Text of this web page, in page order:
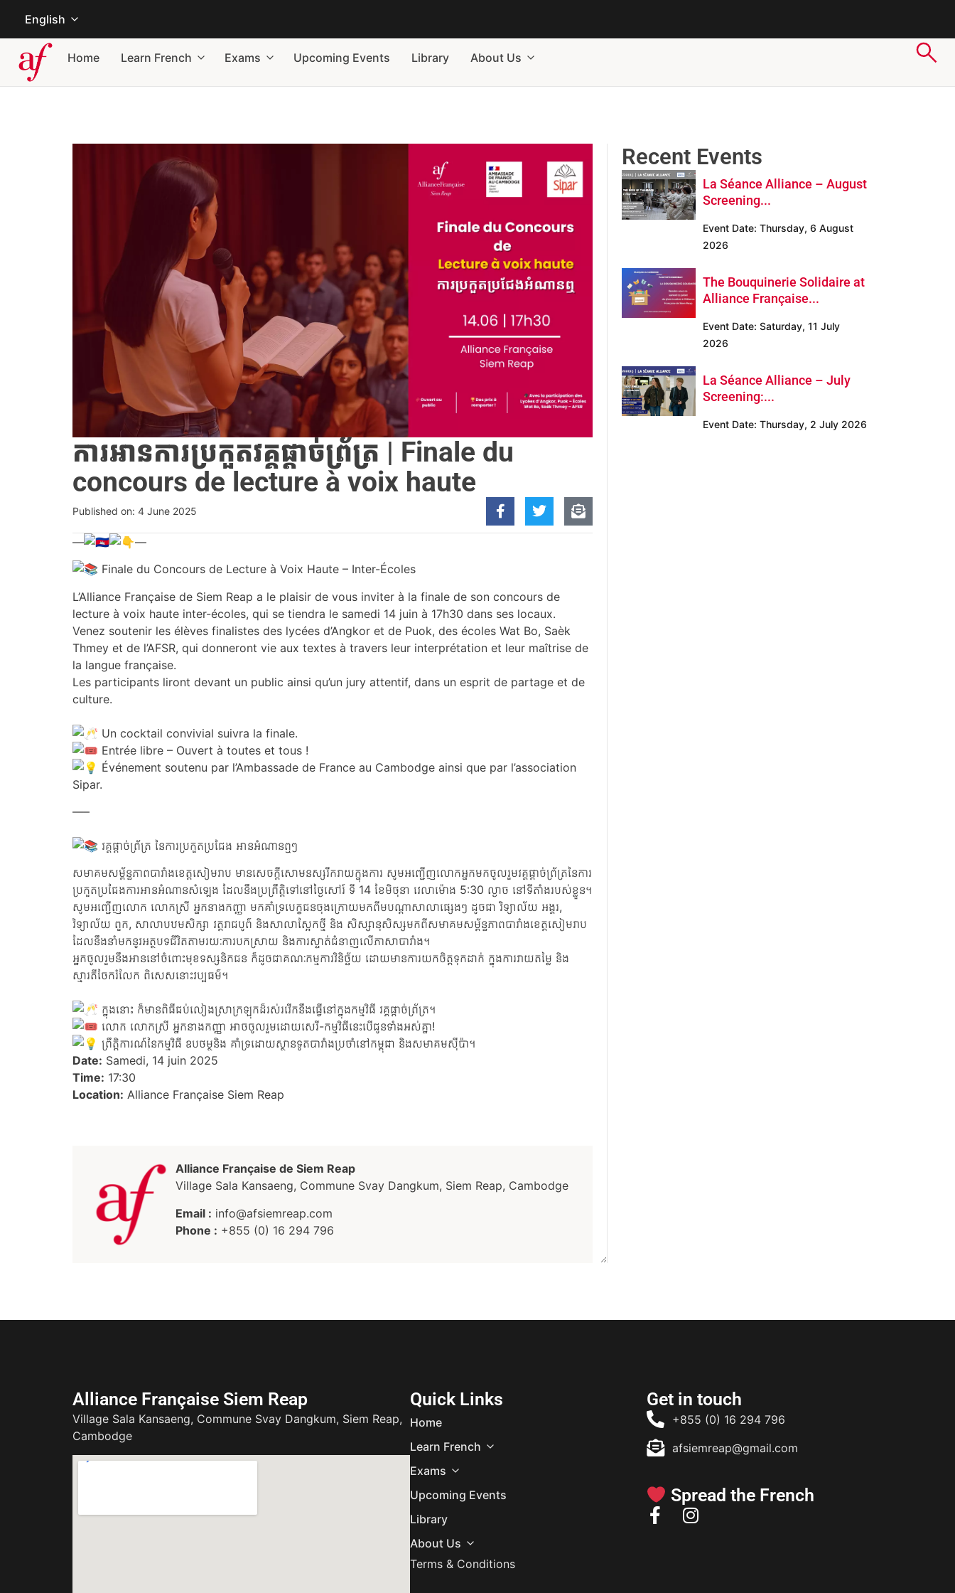
English
Home Learn French Exams Upcoming Events Library About Us
ការអានការប្រកួតវគ្គផ្តាច់ព្រ័ត្រ | Finale du
concours de lecture à voix haute
Published on: 4 June 2025
—
—
Finale du Concours de Lecture à Voix Haute – Inter-Écoles
L’Alliance Française de Siem Reap a le plaisir de vous inviter à la finale de son concours de
lecture à voix haute inter-écoles, qui se tiendra le samedi 14 juin à 17h30 dans ses locaux.
Venez soutenir les élèves finalistes des lycées d’Angkor et de Puok, des écoles Wat Bo, Saèk
Thmey et de l’AFSR, qui donneront vie aux textes à travers leur interprétation et leur maîtrise de
la langue française.
Les participants liront devant un public ainsi qu’un jury attentif, dans un esprit de partage et de
culture.
Un cocktail convivial suivra la finale.
Entrée libre – Ouvert à toutes et tous !
Événement soutenu par l’Ambassade de France au Cambodge ainsi que par l’association
Sipar.
—–
វគ្គផ្តាច់ព្រ័ត្រ នៃការប្រកួតប្រជែង អានអំណានឮៗ
សមាគមសម្ព័ន្ធភាពបារាំងខេត្តសៀមរាប មានសេចក្តីសោមនស្សរីករាយក្នុងការ សូមអញ្ជើញលោកអ្នកមកចូលរួមវគ្គផ្តាច់ព្រ័ត្រនៃការ
ប្រកួតប្រជែងការអានអំណានសំឡេង ដែលនឹងប្រព្រឹត្តិទៅនៅថ្ងៃសៅរ៍ ទី 14 ខែមិថុនា វេលាម៉ោង 5:30 ល្ងាច នៅទីតាំងរបស់ខ្លួន។
សូមអញ្ជើញលោក លោកស្រី អ្នកនាងកញ្ញា មកគាំទ្របេក្ខជនចុងក្រោយមកពីមបណ្ដាសាលាផ្សេងៗ ដូចជា វិទ្យាល័យ អង្គរ,
វិទ្យាល័យ ពួក, សាលាបឋមសិក្សា វត្តរាជបូព៌ និងសាលាស្អែកថ្មី និង សិស្សានុសិស្សមកពីសមាគមសម្ព័ន្ធភាពបារាំងខេត្តសៀមរាប
ដែលនឹងនាំមកនូវអត្ថបទជីវិតតាមរយៈការបកស្រាយ និងការស្ទាត់ជំនាញលើភាសាបារាំង។
អ្នកចូលរួមនឹងអាននៅចំពោះមុខទស្សនិកជន ក៏ដូចជាគណៈកម្មការវិនិច្ឆ័យ ដោយមានការយកចិត្តទុកដាក់ ក្នុងការវាយតម្លៃ និង
ស្មារតីចែករំលែក ពិសេសនោះវប្បធម៌។
ក្នុងនោះ ក៏មានពិធីជប់លៀងស្រាក្រឡុកដ៏រស់រវើកនឹងធ្វើនៅក្នុងកម្មវិធី វគ្គផ្តាច់ព្រ័ត្រ។
លោក លោកស្រី អ្នកនាងកញ្ញា អាចចូលរួមដោយសេរី-កម្មវិធីនេះបើជូនទាំងអស់គ្នា!
ព្រឹត្តិការណ៍នៃកម្មវិធី ឧបថម្ថនិង គាំទ្រដោយស្ថានទូតបារាំងប្រចាំនៅកម្ពុជា និងសមាគមស៊ីប៉ា។
Date: Samedi, 14 juin 2025
Time: 17:30
Location: Alliance Française Siem Reap
Alliance Française de Siem Reap
Village Sala Kansaeng, Commune Svay Dangkum, Siem Reap, Cambodge
Email : info@afsiemreap.com
Phone : +855 (0) 16 294 796
Recent Events
La Séance Alliance – August
Screening...
Event Date:Thursday, 6 August
2026
The Bouquinerie Solidaire at
Alliance Française...
Event Date:Saturday, 11 July
2026
La Séance Alliance – July
Screening:...
Event Date:Thursday, 2 July 2026
Alliance Française Siem Reap
Village Sala Kansaeng, Commune Svay Dangkum, Siem Reap,
Cambodge
Quick Links
Home
Learn French
Exams
Upcoming Events
Library
About Us
Terms & Conditions
Get in touch
+855 (0) 16 294 796
afsiemreap@gmail.com
Spread the French